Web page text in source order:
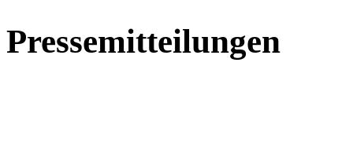
Pressemitteilungen